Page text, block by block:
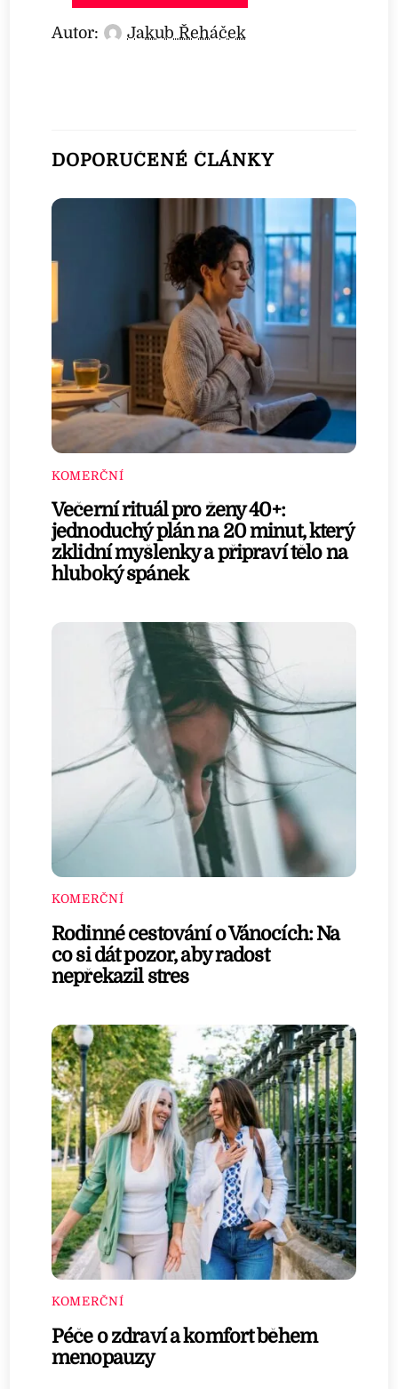
Autor: Jakub Řeháček
DOPORUČENÉ ČLÁNKY
KOMERČNÍ
Večerní rituál pro ženy 40+:
jednoduchý plán na 20 minut, který
zklidní myšlenky a připraví tělo na
hluboký spánek
KOMERČNÍ
Rodinné cestování o Vánocích: Na
co si dát pozor, aby radost
nepřekazil stres
KOMERČNÍ
Péče o zdraví a komfort během
menopauzy